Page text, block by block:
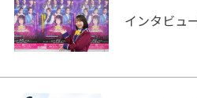
インタビュ